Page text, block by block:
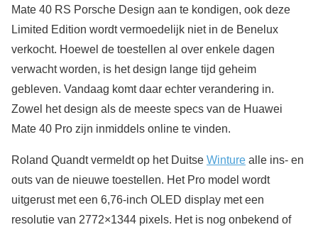
Mate 40 RS Porsche Design aan te kondigen, ook deze
Limited Edition wordt vermoedelijk niet in de Benelux
verkocht. Hoewel de toestellen al over enkele dagen
verwacht worden, is het design lange tijd geheim
gebleven. Vandaag komt daar echter verandering in.
Zowel het design als de meeste specs van de Huawei
Mate 40 Pro zijn inmiddels online te vinden.
Roland Quandt vermeldt op het Duitse Winture alle ins- en
outs van de nieuwe toestellen. Het Pro model wordt
uitgerust met een 6,76-inch OLED display met een
resolutie van 2772×1344 pixels. Het is nog onbekend of